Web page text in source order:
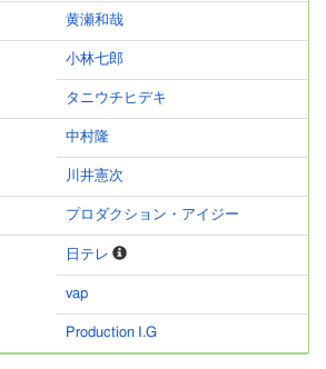
黄瀬和哉
小林七郎
タニウチヒデキ
中村隆
川井憲次
プロダクション・アイジー
日テレ
vap
Production I.G